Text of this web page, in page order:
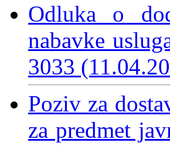
Odluka o
nabavke
3033
Poziv za
za predmet